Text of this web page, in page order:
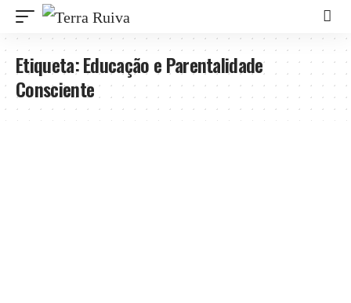
Etiqueta:Educação e Parentalidade
Consciente